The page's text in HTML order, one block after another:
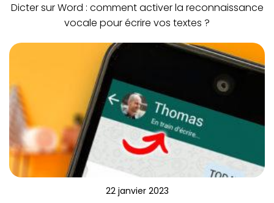
Dicter sur Word : comment activer la reconnaissance
vocale pour écrire vos textes ?
22 janvier 2023